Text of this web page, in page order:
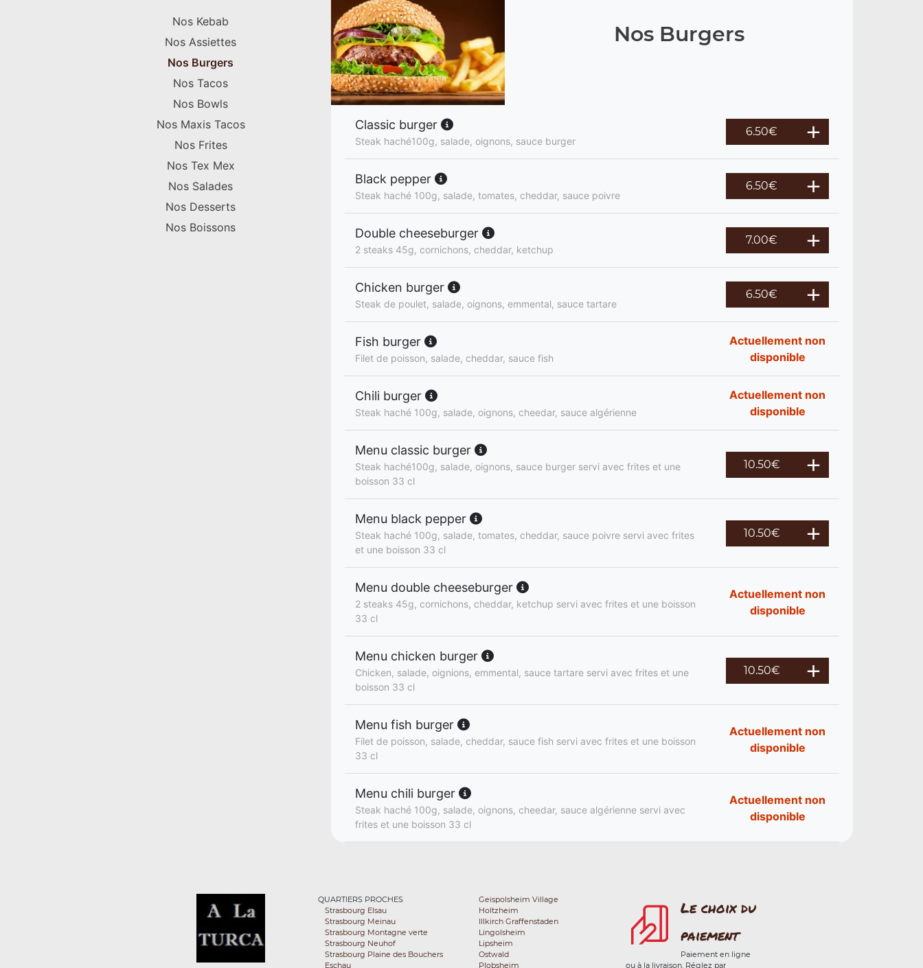
Nos Kebab
Nos Assiettes
Nos Burgers
Nos Tacos
Nos Bowls
Nos Maxis Tacos
Nos Frites
Nos Tex Mex
Nos Salades
Nos Desserts
Nos Boissons
Nos Burgers
Classic burger
Steak haché100g, salade, oignons, sauce burger
6.50€
Black pepper
Steak haché 100g, salade, tomates, cheddar, sauce poivre
6.50€
Double cheeseburger
2 steaks 45g, cornichons, cheddar, ketchup
7.00€
Chicken burger
Steak de poulet, salade, oignons, emmental, sauce tartare
6.50€
Fish burger
Filet de poisson, salade, cheddar, sauce fish
Actuellement non
disponible
Chili burger
Steak haché 100g, salade, oignons, cheedar, sauce algérienne
Actuellement non
disponible
Menu classic burger
Steak haché100g, salade, oignons, sauce burger servi avec frites et une
boisson 33 cl
10.50€
Menu black pepper
Steak haché 100g, salade, tomates, cheddar, sauce poivre servi avec frites
et une boisson 33 cl
10.50€
Menu double cheeseburger
2 steaks 45g, cornichons, cheddar, ketchup servi avec frites et une boisson
33 cl
Actuellement non
disponible
Menu chicken burger
Chicken, salade, oignions, emmental, sauce tartare servi avec frites et une
boisson 33 cl
10.50€
Menu fish burger
Filet de poisson, salade, cheddar, sauce fish servi avec frites et une boisson
33 cl
Actuellement non
disponible
Menu chili burger
Steak haché 100g, salade, oignons, cheedar, sauce algérienne servi avec
frites et une boisson 33 cl
Actuellement non
disponible
QUARTIERS PROCHES
Strasbourg Elsau
Strasbourg Meinau
Strasbourg Montagne verte
Strasbourg Neuhof
Strasbourg Plaine des Bouchers
Eschau
Geispolsheim Village
Holtzheim
Illkirch Graffenstaden
Lingolsheim
Lipsheim
Ostwald
Plobsheim
Le choix du
paiement
Paiement en ligne
ou à la livraison. Réglez par